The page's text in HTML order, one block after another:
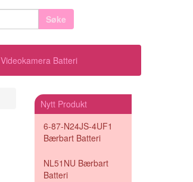
Søke
Videokamera Batteri
Nytt Produkt
6-87-N24JS-4UF1
Bærbart Batteri
NL51NU Bærbart
Batteri